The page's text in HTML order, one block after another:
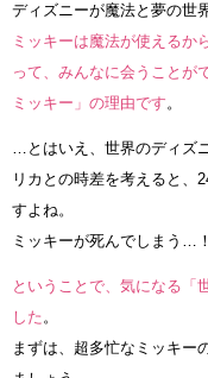
ディズニーが魔法と夢の世
ミッキーは魔法が使えるか
って、みんなに会うことが
ミッキー」の理由です。
…とはいえ、世界のディズ
リカとの時差を考えると、
すよね。
ミッキーが死んでしまう…！
ということで、気になる「
した。
まずは、超多忙なミッキー